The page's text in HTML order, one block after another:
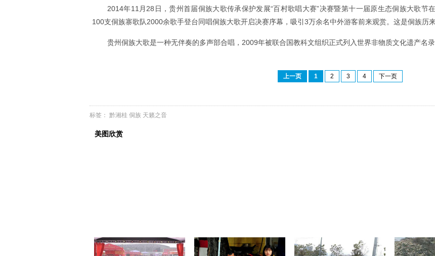
2014年11月28日，贵州首届侗族大歌传承保护发展“百村歌唱大赛”决赛暨第十一届原生态侗族大歌节
100支侗族寨歌队2000余歌手登台同唱侗族大歌开启决赛序幕，吸引3万余名中外游客前来观赏。这是侗族历
贵州侗族大歌是一种无伴奏的多声部合唱，2009年被联合国教科文组织正式列入世界非物质文化遗产名录
上一页 1 2 3 4 下一页
标签： 黔湘桂 侗族 天籁之音
美图欣赏